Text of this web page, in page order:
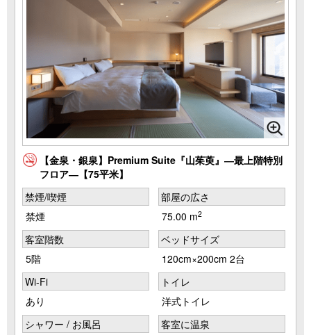
【金泉・銀泉】Premium Suite『山茱萸』―最上階特別
フロア―【75平米】
禁煙/喫煙
禁煙
部屋の広さ
75.00 m2
客室階数
5階
ベッドサイズ
120cm×200cm 2台
Wi-Fi
あり
トイレ
洋式トイレ
シャワー / お風呂
客室に温泉